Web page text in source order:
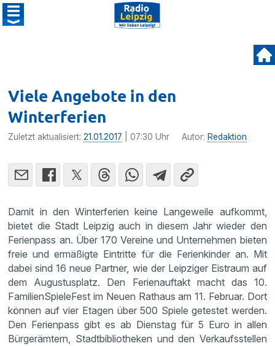
Viele Angebote in den
Winterferien
Zuletzt aktualisiert:21.01.2017 | 07:30 Uhr Autor: Redaktion
Damit in den Winter­fe­rien keine Lange­weile aufkommt,
bietet die Stadt Leipzig auch in diesem Jahr wieder den
Ferien­pass an. Über 170 Vereine und Unter­nehmen bieten
freie und ermäßigte Eintritte für die Ferien­kinder an. Mit
dabei sind 16 neue Partner, wie der Leipziger Eistraum auf
dem Augus­tus­platz. Den Ferien­auf­takt macht das 10.
Famili­en­Spie­le­Fest im Neuen Rathaus am 11. Februar. Dort
können auf vier Etagen über 500 Spiele getestet werden.
Den Ferien­pass gibt es ab Dienstag für 5 Euro in allen
Bürger­äm­tern, Stadt­bi­blio­theken und den Verkaufs­stellen